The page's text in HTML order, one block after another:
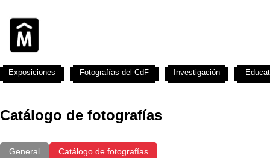
Catálogo de fotografías
General Catálogo de fotografías
Exposiciones Fotografías del CdF Investigación